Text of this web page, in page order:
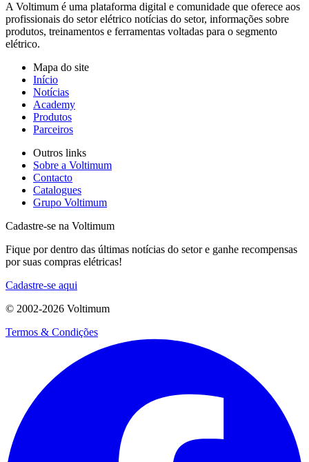
A Voltimum é uma plataforma digital e comunidade que oferece aos
profissionais do setor elétrico notícias do setor, informações sobre
produtos, treinamentos e ferramentas voltadas para o segmento
elétrico.
Mapa do site
Início
Notícias
Academy
Produtos
Parceiros
Outros links
Sobre a Voltimum
Contacto
Catalogues
Grupo Voltimum
Cadastre-se na Voltimum
Fique por dentro das últimas notícias do setor e ganhe recompensas
por suas compras elétricas!
Cadastre-se aqui
© 2002-2026 Voltimum
Termos & Condições